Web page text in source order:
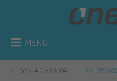
MENÚ
VISTA GENERAL